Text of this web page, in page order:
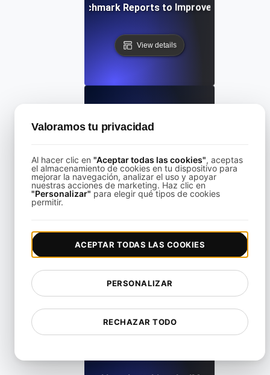
JMeter Benchmark Reports to Improve System
View details
Testing Guide Evaluación de su sitio web:
View details
prácticas para la evaluación del rendimiento de
Valoramos tu privacidad
Al hacer clic en "Aceptar todas las cookies", aceptas
el almacenamiento de cookies en tu dispositivo para
mejorar la navegación, analizar el uso y apoyar
nuestras acciones de marketing. Haz clic en
"Personalizar" para elegir qué tipos de cookies
permitir.
RECHAZAR TODO
PERSONALIZAR
ACEPTAR TODAS LAS COOKIES